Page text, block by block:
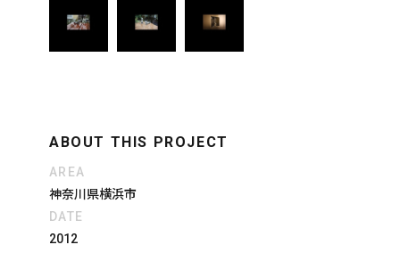
ABOUT THIS PROJECT
AREA
神奈川県横浜市
DATE
2012